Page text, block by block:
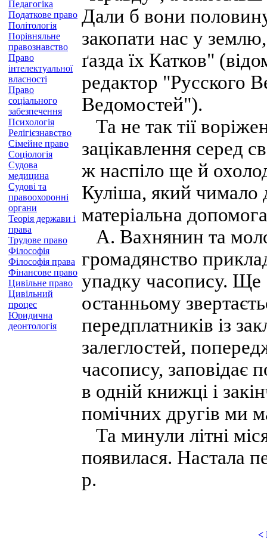
Педагогіка
Податкове право
Політологія
Порівняльне
правознавство
Право
інтелектуальної
власності
Право
соціального
забезпечення
Психологія
Релігієзнавство
Сімейне право
Соціологія
Судова
медицина
Судові та
правоохоронні
органи
Теорія держави і
права
Трудове право
Філософія
Філософія права
Фінансове право
Цивільне право
Цивільний
процес
Юридична
деонтологія
Дали б вони
закопати нас у
ґазда їх Катков"
редактор "Русского
Ведомостей").
Та не так тії
зацікавлення серед
ж наспіло ще й
Куліша, який чимало
матеріальна
А. Вахнянин та
громадянство
упадку часопису. Ще
останньому
передплатників із
залеглостей,
часопису, заповідає
в одній книжці і
помічних другів ми
Та минули літні
появилася. Настала
р.
<